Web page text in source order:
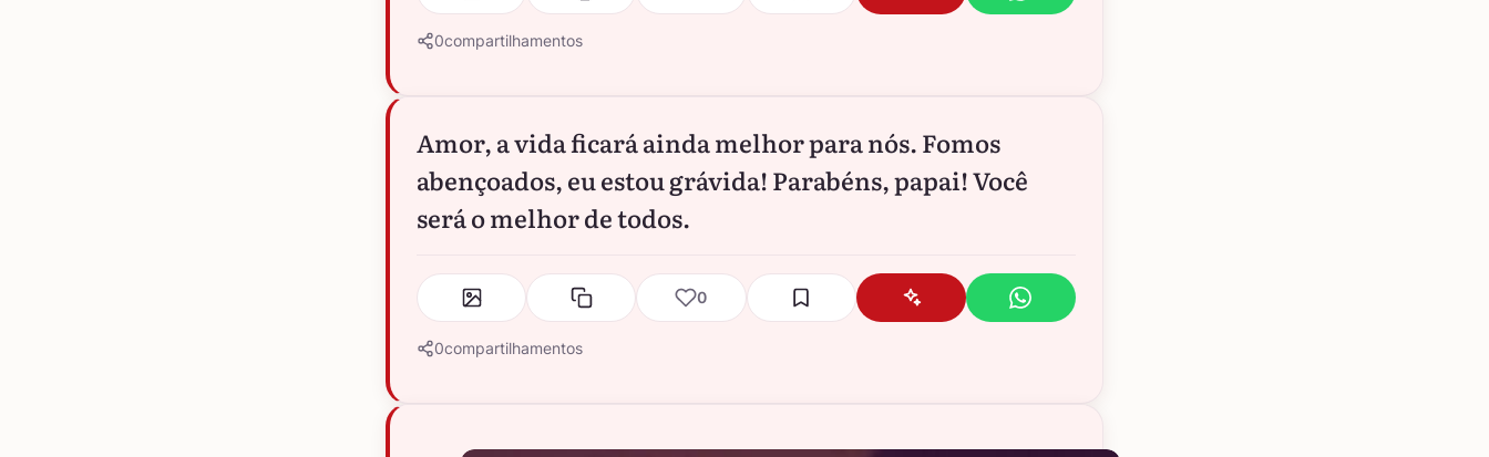
0compartilhamentos
Amor, a vida ficará ainda melhor para nós. Fomos
abençoados, eu estou grávida! Parabéns, papai! Você
será o melhor de todos.
0
0compartilhamentos